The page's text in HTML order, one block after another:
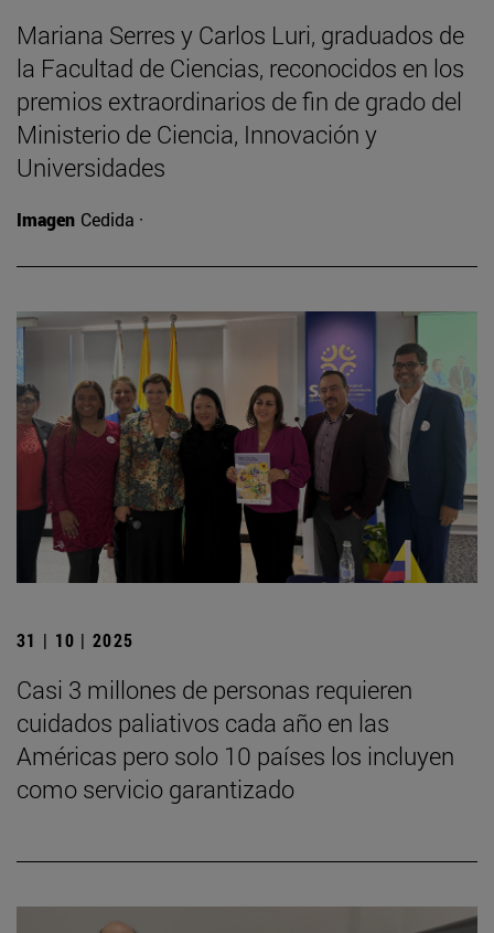
Mariana Serres y Carlos Luri, graduados de
la Facultad de Ciencias, reconocidos en los
premios extraordinarios de fin de grado del
Ministerio de Ciencia, Innovación y
Universidades
Imagen Cedida ·
31 | 10 | 2025
Casi 3 millones de personas requieren
cuidados paliativos cada año en las
Américas pero solo 10 países los incluyen
como servicio garantizado